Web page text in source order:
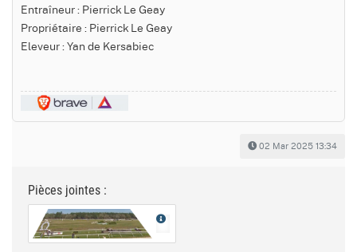
Entraîneur : Pierrick Le Geay
Propriétaire : Pierrick Le Geay
Eleveur : Yan de Kersabiec
02 Mar 2025 13:34
Pièces jointes :